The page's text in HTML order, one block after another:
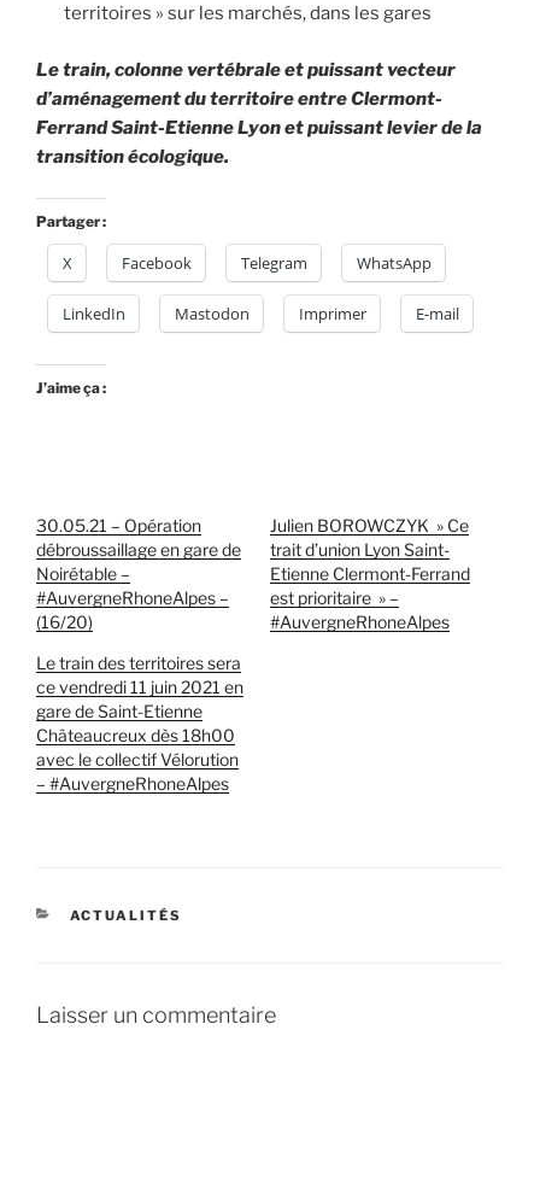
territoires » sur les marchés, dans les gares
Le train, colonne vertébrale et puissant vecteur
d’aménagement du territoire entre Clermont-
Ferrand Saint-Etienne Lyon et puissant levier de la
transition écologique.
Partager :
X Facebook Telegram WhatsApp
LinkedIn Mastodon Imprimer E-mail
J’aime ça :
30.05.21 – Opération
débroussaillage en gare de
Noirétable –
#AuvergneRhoneAlpes –
(16/20)
Julien BOROWCZYK » Ce
trait d’union Lyon Saint-
Etienne Clermont-Ferrand
est prioritaire » –
#AuvergneRhoneAlpes
Le train des territoires sera
ce vendredi 11 juin 2021 en
gare de Saint-Etienne
Châteaucreux dès 18h00
avec le collectif Vélorution
– #AuvergneRhoneAlpes
CATÉGORIES
ACTUALITÉS
Laisser un commentaire